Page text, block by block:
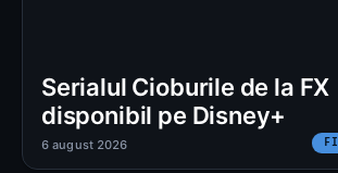
Serialul Cioburile de la FX
disponibil pe Disney+
6 august 2026